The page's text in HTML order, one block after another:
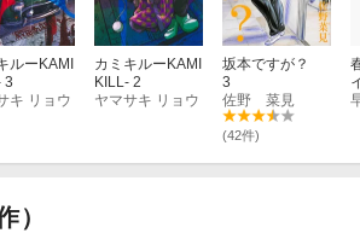
ルーKAMI
3
キ リョウ
カミキルーKAMI
KILL- 2
ヤマサキ リョウ
坂本ですが？
3
佐野 菜見
(42件)
）